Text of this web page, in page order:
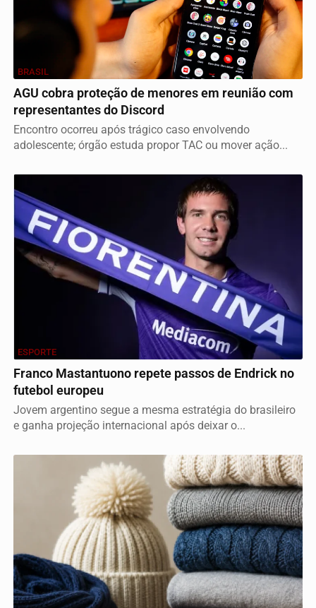
BRASIL
AGU cobra proteção de menores em reunião com
representantes do Discord
Encontro ocorreu após trágico caso envolvendo
adolescente; órgão estuda propor TAC ou mover ação...
ESPORTE
Franco Mastantuono repete passos de Endrick no
futebol europeu
Jovem argentino segue a mesma estratégia do brasileiro
e ganha projeção internacional após deixar o...